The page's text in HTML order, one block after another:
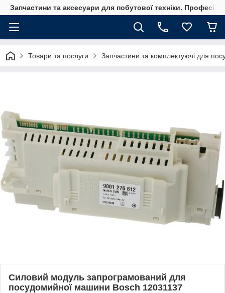
Запчастини та аксесуари для побутової техніки.
Товари та послуги Запчастини та комплектуючі для
Силовий модуль запрограмований для
посудомийної машини Bosch 12031137